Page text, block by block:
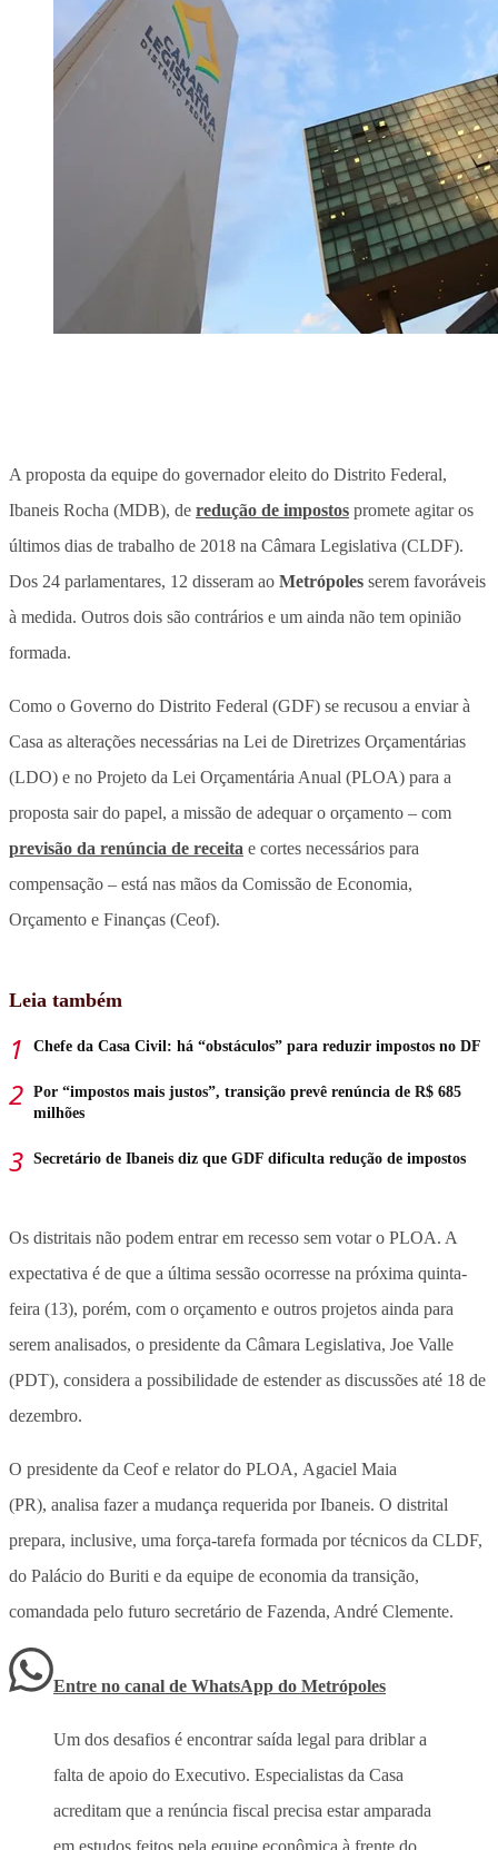
A proposta da equipe do governador eleito do Distrito Federal,
Ibaneis Rocha (MDB), de redução de impostos promete agitar os
últimos dias de trabalho de 2018 na Câmara Legislativa (CLDF).
Dos 24 parlamentares, 12 disseram ao Metrópoles serem favoráveis
à medida. Outros dois são contrários e um ainda não tem opinião
formada.
Como o Governo do Distrito Federal (GDF) se recusou a enviar à
Casa as alterações necessárias na Lei de Diretrizes Orçamentárias
(LDO) e no Projeto da Lei Orçamentária Anual (PLOA) para a
proposta sair do papel, a missão de adequar o orçamento – com
previsão da renúncia de receita e cortes necessários para
compensação – está nas mãos da Comissão de Economia,
Orçamento e Finanças (Ceof).
Leia também
Chefe da Casa Civil: há “obstáculos” para reduzir impostos no DF
Por “impostos mais justos”, transição prevê renúncia de R$ 685
milhões
Secretário de Ibaneis diz que GDF dificulta redução de impostos
Os distritais não podem entrar em recesso sem votar o PLOA. A
expectativa é de que a última sessão ocorresse na próxima quinta-
feira (13), porém, com o orçamento e outros projetos ainda para
serem analisados, o presidente da Câmara Legislativa, Joe Valle
(PDT), considera a possibilidade de estender as discussões até 18 de
dezembro.
O presidente da Ceof e relator do PLOA, Agaciel Maia
(PR), analisa fazer a mudança requerida por Ibaneis. O distrital
prepara, inclusive, uma força-tarefa formada por técnicos da CLDF,
do Palácio do Buriti e da equipe de economia da transição,
comandada pelo futuro secretário de Fazenda, André Clemente.
Entre no canal de WhatsApp do Metrópoles
Um dos desafios é encontrar saída legal para driblar a
falta de apoio do Executivo. Especialistas da Casa
acreditam que a renúncia fiscal precisa estar amparada
em estudos feitos pela equipe econômica à frente do